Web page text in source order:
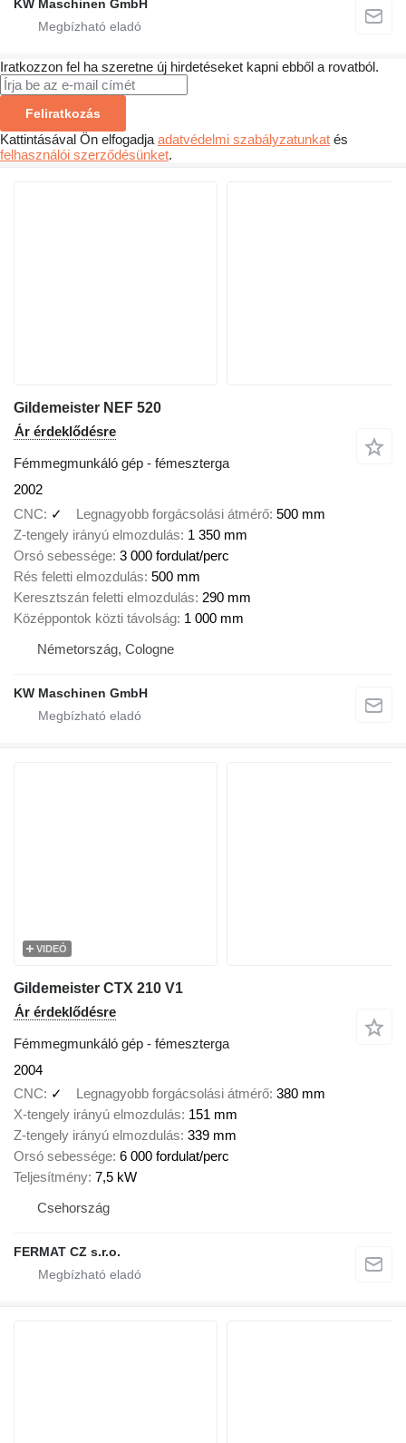
KW Maschinen GmbH
Iratkozzon fel ha szeretne új hirdetéseket kapni ebből a rovatból.
Feliratkozás
Kattintásával Ön elfogadja adatvédelmi szabályzatunkat és
felhasználói szerződésünket.
Gildemeister NEF 520
Ár érdeklődésre
Fémmegmunkáló gép - fémeszterga
2002
CNC
✓ Legnagyobb forgácsolási átmérő 500 mm
Z-tengely irányú elmozdulás 1 350 mm
Orsó sebessége 3 000 fordulat/perc
Rés feletti elmozdulás 500 mm
Keresztszán feletti elmozdulás 290 mm
Középpontok közti távolság 1 000 mm
Németország, Cologne
KW Maschinen GmbH
VIDEÓ
Gildemeister CTX 210 V1
Ár érdeklődésre
Fémmegmunkáló gép - fémeszterga
2004
CNC
✓ Legnagyobb forgácsolási átmérő 380 mm
X-tengely irányú elmozdulás 151 mm
Z-tengely irányú elmozdulás 339 mm
Orsó sebessége 6 000 fordulat/perc
Teljesítmény 7,5 kW
Csehország
FERMAT CZ s.r.o.